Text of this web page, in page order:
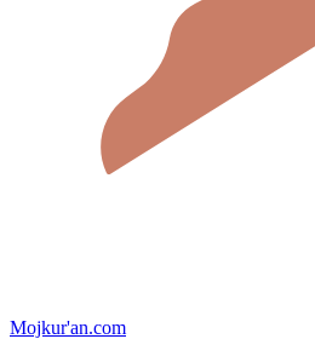
Mojkur'an.com